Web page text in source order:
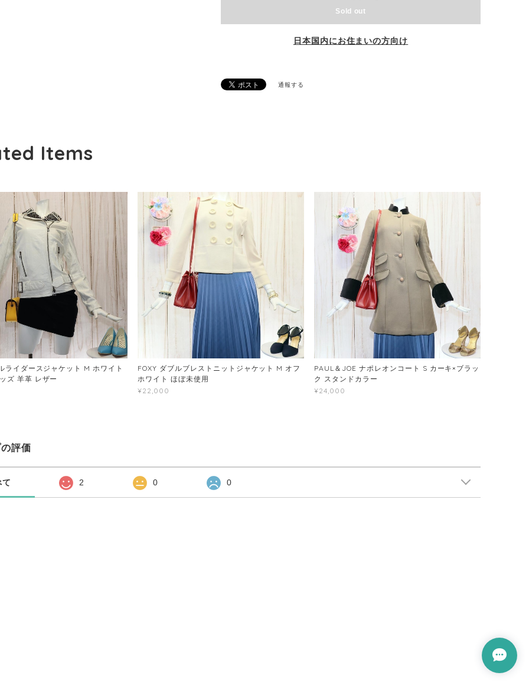
Sold out
日本国内にお住まいの方向け
通報する
Items
ライダースジャケット M ホワイト
ズ 羊革 レザー
FOXY ダブルブレストニットジャケット M オフ
ホワイト ほぼ未使用
¥22,000
PAUL＆JOE ナポレオンコート S カーキ×ブラッ
ク スタンドカラー
¥24,000
評価
て 2 0 0